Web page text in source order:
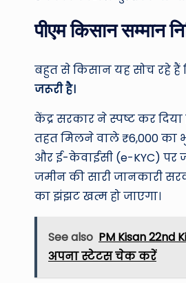
पीएम किसान सम्मान
बहुत से किसान यह सोच रहे हैं
जरूरी है।
केंद्र सरकार ने स्पष्ट कर
तहत मिलने वाले ₹6,000 का
और ई-केवाईसी (e-KYC) पर
जमीन की सारी जानकारी
का झंझट खत्म हो जाएगा।
See also PM Kisan
अपना स्टेटस चेक करें